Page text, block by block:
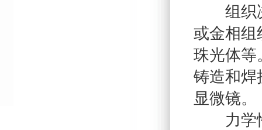
组织决
或金相组
珠光体等
铸造和焊
显微镜。
力学